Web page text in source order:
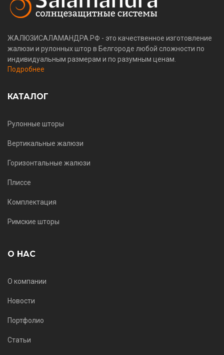
ЖАЛЮЗИСАЛАМАНДРА.РФ - это качественное изготовление
жалюзи и рулонных штор в Белгороде любой сложности по
индивидуальным размерам и по разумным ценам.
Подробнее
КАТАЛОГ
Рулонные шторы
Вертикальные жалюзи
Горизонтальные жалюзи
Плиссе
Комплектация
Римские шторы
О НАС
О компании
Новости
Портфолио
Статьи